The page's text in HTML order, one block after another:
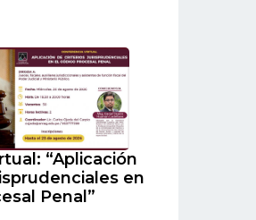
“Aplicación
en
Penal”